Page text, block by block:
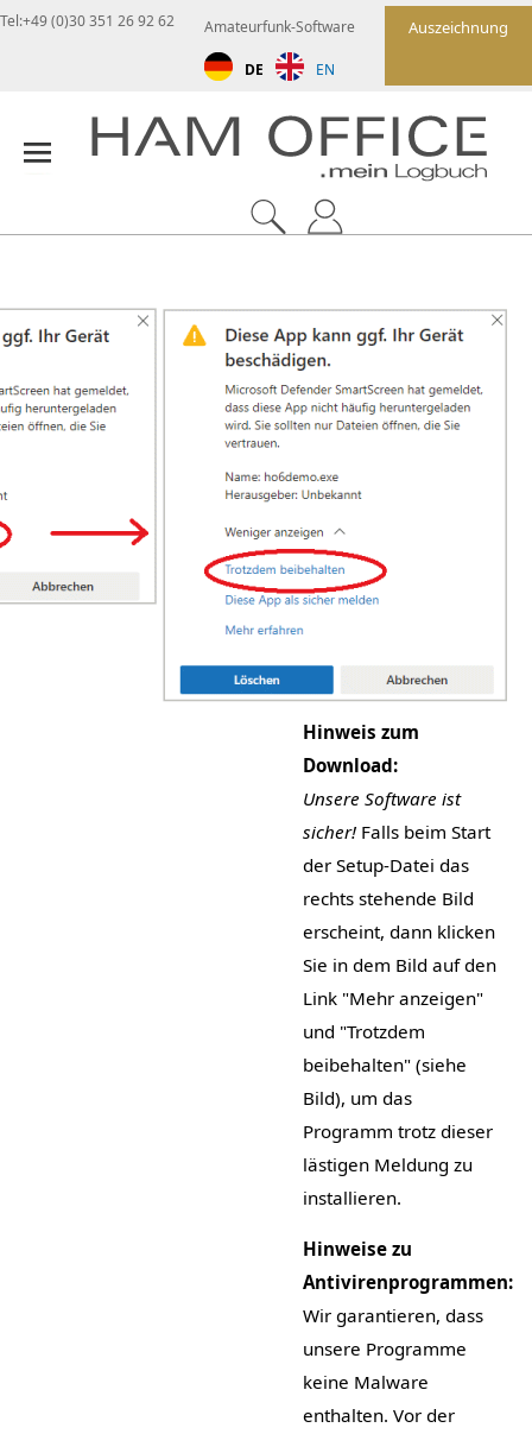
Auszeichnung
Amateurfunk-Software
DE EN
Tel:+49 (0)30 351 26 92 62
Hinweis zum
Download:
Unsere Software ist
sicher!Falls beim Start
der Setup-Datei das
rechts stehende Bild
erscheint, dann klicken
Sie in dem Bild auf den
Link "Mehr anzeigen"
und "Trotzdem
beibehalten" (siehe
Bild), um das
Programm trotz dieser
lästigen Meldung zu
installieren.
Hinweise zu
Antivirenprogrammen:
Wir garantieren, dass
unsere Programme
keine Malware
enthalten. Vor der